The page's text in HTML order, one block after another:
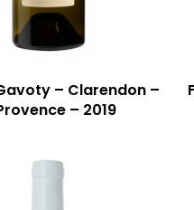
– Clarendon –
– 2019